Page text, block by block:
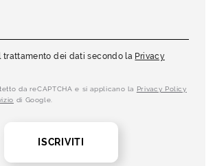
trattamento dei dati secondo la Privacy
da reCAPTCHA e si applicano la Privacy Policy
di Google.
ISCRIVITI